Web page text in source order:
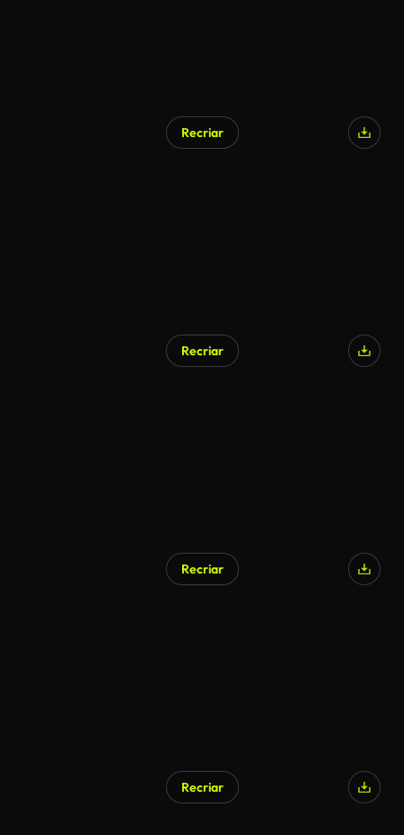
Recriar
Recriar
Recriar
Recriar